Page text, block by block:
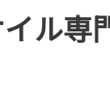
ル専